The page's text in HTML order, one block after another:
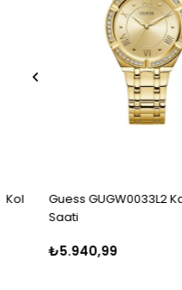
Guess GUGW0033L2 Kadın Kol
₺5.940,99